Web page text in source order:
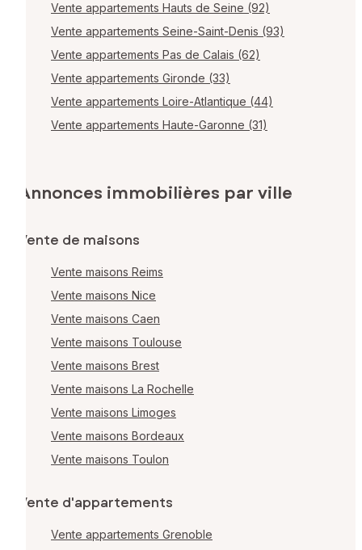
Vente appartements Hauts de Seine (92)
Vente appartements Seine-Saint-Denis (93)
Vente appartements Pas de Calais (62)
Vente appartements Gironde (33)
Vente appartements Loire-Atlantique (44)
Vente appartements Haute-Garonne (31)
Annonces immobilières par ville
Vente de maisons
Vente maisons Reims
Vente maisons Nice
Vente maisons Caen
Vente maisons Toulouse
Vente maisons Brest
Vente maisons La Rochelle
Vente maisons Limoges
Vente maisons Bordeaux
Vente maisons Toulon
Vente d'appartements
Vente appartements Grenoble